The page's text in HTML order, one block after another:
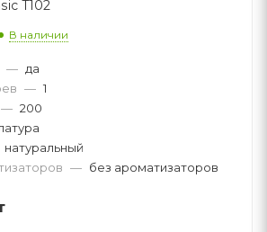
Т102
В наличии
— да
— 1
— 200
натуральный
— без ароматизаторов